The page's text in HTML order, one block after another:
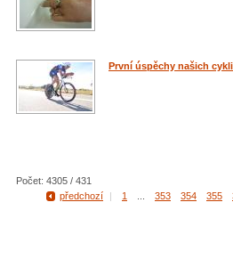
První úspěchy našich
Počet: 4305 / 431
předchozí
| 1 353 354 355